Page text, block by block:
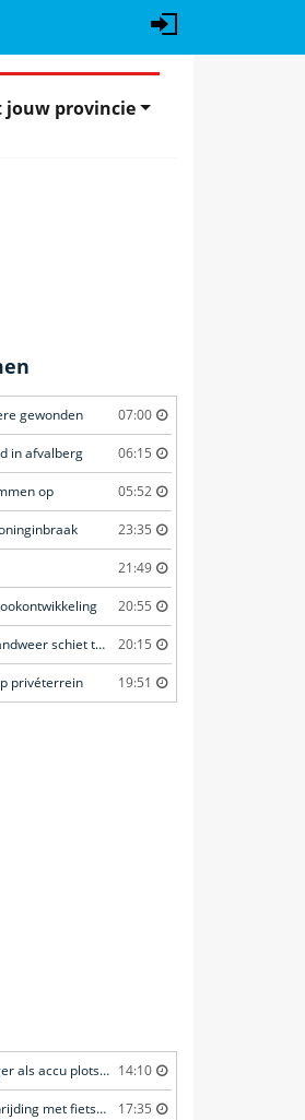
jouw provincie
gewonden 07:00
in afvalberg 06:15
op 05:52
23:35
21:49
20:55
Kraai vast met poot in boom, brandweer schiet te hulp 20:15
privéterrein 19:51
Medewerkers voorkomen erger als accu plots in brand vliegt in Amersfoort 14:10
Automobilist rijdt door na aanrijding met fietster in Amersfoort 17:35